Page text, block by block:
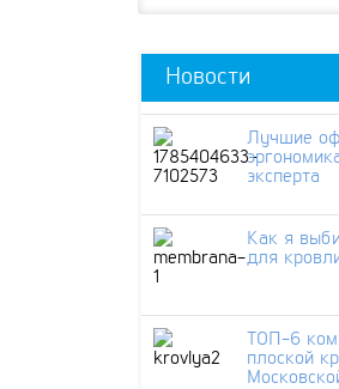
Новости
Лучшие
эксперта
Как я
для
ТОП-6
плоской